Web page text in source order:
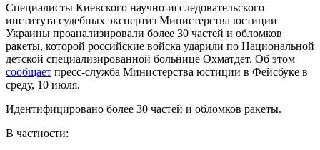
Специалисты Киевского научно-исследовательского
института судебных экспертиз Министерства юстиции
Украины проанализировали более 30 частей и обломков
ракеты, которой российские войска ударили по Национальной
детской специализированной больнице Охматдет. Об этом
сообщает пресс-служба Министерства юстиции в Фейсбуке в
среду, 10 июля.
Идентифицировано более 30 частей и обломков ракеты.
В частности: